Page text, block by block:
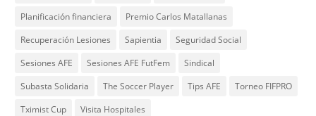
Planificación financiera
Premio Carlos Matallanas
Recuperación Lesiones
Sapientia
Seguridad Social
Sesiones AFE
Sesiones AFE FutFem
Sindical
Subasta Solidaria
The Soccer Player Tips AFE
Torneo FIFPRO
Tximist Cup
Visita Hospitales